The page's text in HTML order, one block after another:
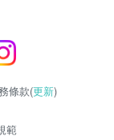
條款(更新)
範